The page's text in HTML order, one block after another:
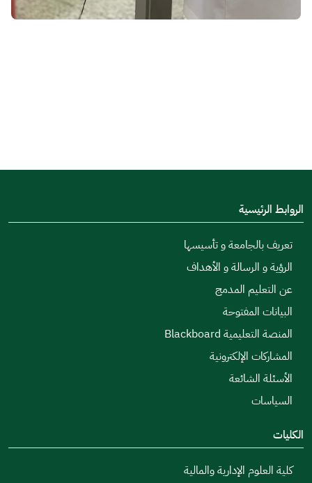
الروابط الرئيسية
تعريف بالجامعة و تأسيسها
الرؤية و الرسالة و الأهداف
عن التعليم المدمج
البيانات المفتوحة
المنصة التعليمية Blackboard
المشاركات الإلكترونية
الأسئلة الشائعة
السياسات
الكليات
كلية العلوم الإدارية والمالية